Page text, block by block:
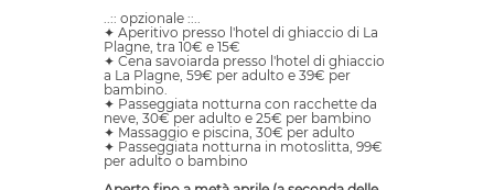
..:: opzionale ::..
✦ Aperitivo presso l'hotel di ghiaccio di La
Plagne, tra 10€ e 15€
✦ Cena savoiarda presso l'hotel di ghiaccio
a La Plagne, 59€ per adulto e 39€ per
bambino.
✦ Passeggiata notturna con racchette da
neve, 30€ per adulto e 25€ per bambino
✦ Massaggio e piscina, 30€ per adulto
✦ Passeggiata notturna in motoslitta, 99€
per adulto o bambino